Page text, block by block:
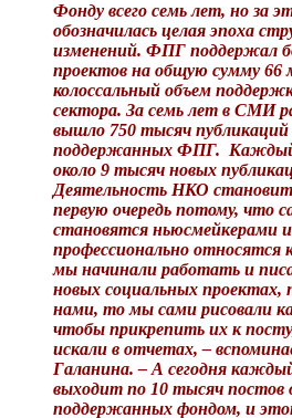
Фонду всего семь лет, но за
обозначилась целая эпоха
изменений. ФПГ поддержал
проектов на общую сумму 66
колоссальный объем
сектора. За семь лет в СМИ
вышло 750 тысяч публикаций
поддержанных ФПГ.
около 9 тысяч новых
Деятельность НКО
первую очередь потому,
становятся ньюсмейкерами и
профессионально относятся
мы начинали работать и
новых социальных
нами, то мы сами рисовали
чтобы прикрепить их к
искали в отчетах, –
Галанина. – А сегодня
выходит по 10 тысяч постов
поддержанных фондом, и